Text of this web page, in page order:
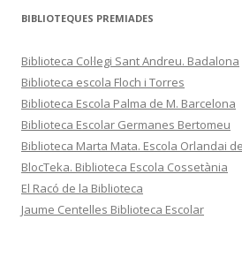
BIBLIOTEQUES PREMIADES
Biblioteca Col·legi Sant Andreu. Badalona
Biblioteca escola Floch i Torres
Biblioteca Escola Palma de M. Barcelona
Biblioteca Escolar Germanes Bertomeu
Biblioteca Marta Mata. Escola Orlandai
BlocTeka. Biblioteca Escola Cossetània
El Racó de la Biblioteca
Jaume Centelles Biblioteca Escolar